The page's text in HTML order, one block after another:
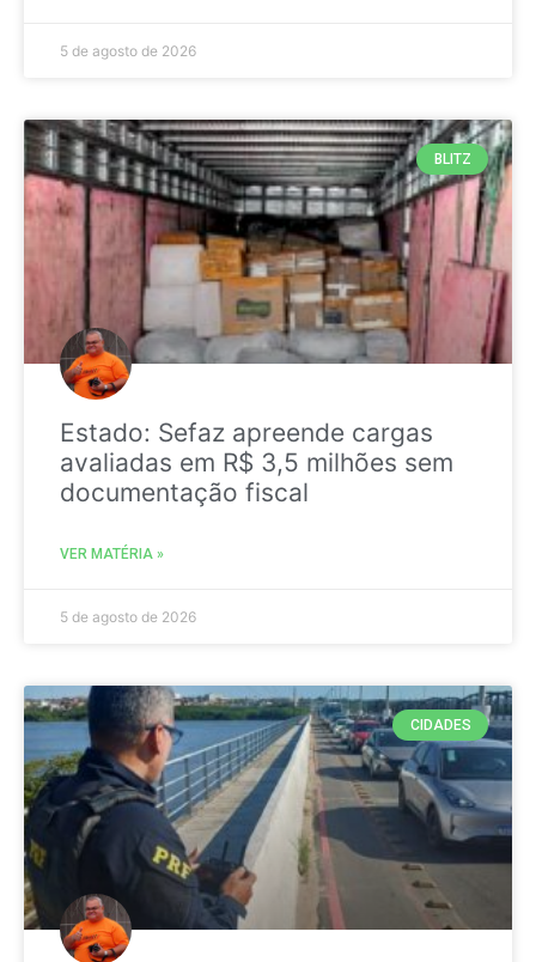
5 de agosto de 2026
BLITZ
Estado: Sefaz apreende cargas
avaliadas em R$ 3,5 milhões sem
documentação fiscal
VER MATÉRIA »
5 de agosto de 2026
CIDADES